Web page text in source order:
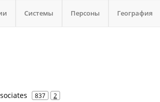
Системы Персоны География
837 2